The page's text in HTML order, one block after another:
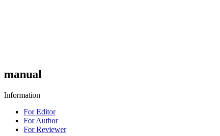
manual
Information
For Editor
For Author
For Reviewer